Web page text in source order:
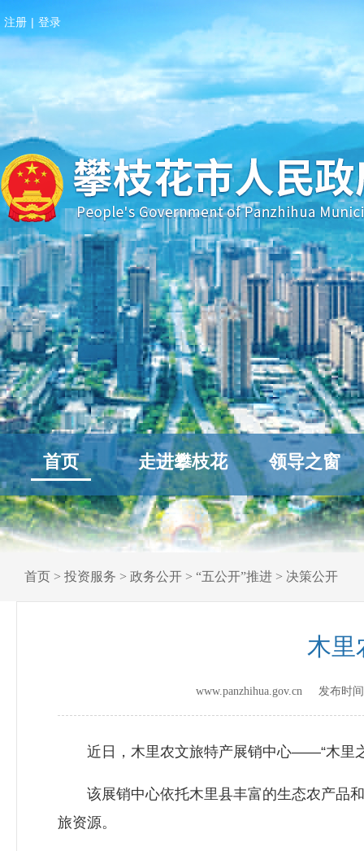
注册 | 登录
首页 走进攀枝花 领导之窗
首页 > 投资服务 > 政务公开 > “五公开”推进 > 决策公开
木里
www.panzhihua.gov.cn 发布时
近日，木里农文旅特产展销中心——“木里之
该展销中心依托木里县丰富的生态农产品和
旅资源。